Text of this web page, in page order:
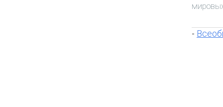
-